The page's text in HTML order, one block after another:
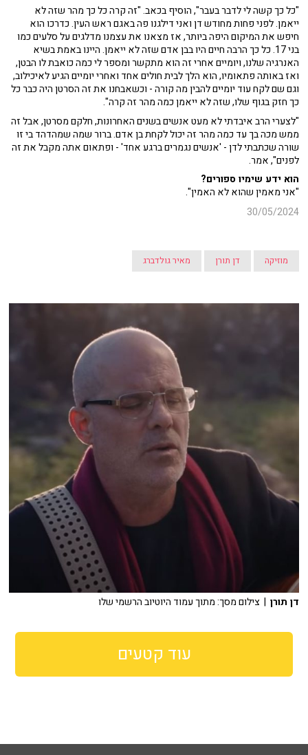
"כל כך קשה לי לדבר בעבר", הוסיף בכאב. "זה קרה כל כך מהר שזה לא
ייאמן. לפני פחות מחודש דן ואני דילגנו פה באגם ראש העין. כדרכו הוא
חיפש את המיקום היפה ביותר, אז מצאנו את עצמנו מדלגים על סלעים כמו
בני 17. כל כך הרבה חיים היו בבן אדם שזה לא ייאמן. היינו באמת בשיא
האנרגיה שלנו, ויומיים אחרי זה הוא מתקשר ומספר לי כמה כואבת לו הבטן,
ואז באותה פתאומיו, הוא הלך לבית חולים אחד ואחרי יומיים הגיע לאיכילוב,
וגם שם לקח עוד יומיים להבין מה קורה - וכשאבחנו את זה הסרטן היה כבר כל
כך חזק בגוף שלו, שזה לא ייאמן כמה מהר זה קרה".
"לצערי הרב איבדתי לא מעט אנשים בשנים האחרונות, חלקם מסרטן, אבל זה
ממש מכה בך עד כמה מהר זה יכול לקחת בן אדם. ברור שמה שמהדהד בי זו
שורה שכתבתי לדן - 'אנשים נגמרים ברגע אחד' - ופתאום אתה מקבל את זה
לפנים", אמר.
הוא ידע שימיו ספורים?
"אני מאמין שהוא לא האמין".
30/05/2024
מוזיקה דן תורן מאיר גולדברג
דן תורן | צילום מסך: מתוך עמוד היוטיוב הרשמי שלו
עוד קטעים